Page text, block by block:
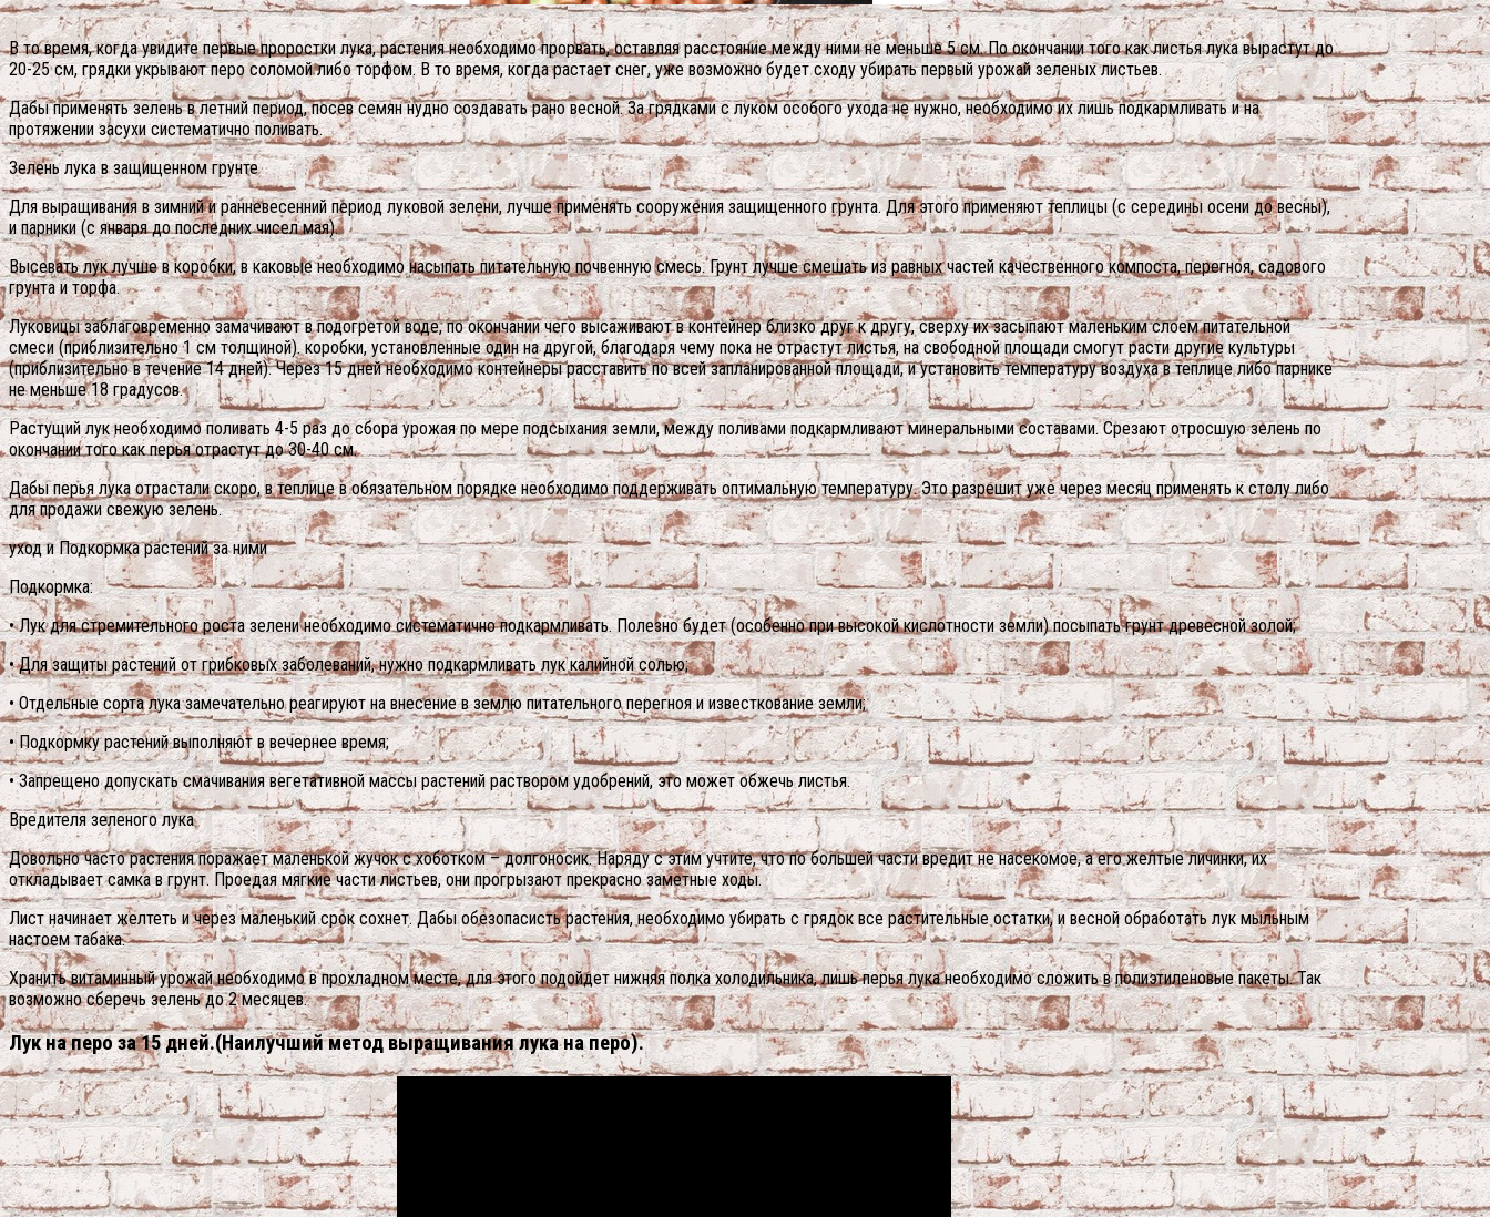
В то время, когда увидите первые проростки лука, растения необходимо прорвать, оставляя расстояние между ними не меньше 5 см. По окончании того как листья лука вырастут до
20-25 см, грядки укрывают перо соломой либо торфом. В то время, когда растает снег, уже возможно будет сходу убирать первый урожай зеленых листьев.
Дабы применять зелень в летний период, посев семян нудно создавать рано весной. За грядками с луком особого ухода не нужно, необходимо их лишь подкармливать и на
протяжении засухи систематично поливать.
Зелень лука в защищенном грунте
Для выращивания в зимний и ранневесенний период луковой зелени, лучше применять сооружения защищенного грунта. Для этого применяют теплицы (с середины осени до весны),
и парники (с января до последних чисел мая).
Высевать лук лучше в коробки, в каковые необходимо насыпать питательную почвенную смесь. Грунт лучше смешать из равных частей качественного компоста, перегноя, садового
грунта и торфа.
Луковицы заблаговременно замачивают в подогретой воде, по окончании чего высаживают в контейнер близко друг к другу, сверху их засыпают маленьким слоем питательной
смеси (приблизительно 1 см толщиной). коробки, установленные один на другой, благодаря чему пока не отрастут листья, на свободной площади смогут расти другие культуры
(приблизительно в течение 14 дней). Через 15 дней необходимо контейнеры расставить по всей запланированной площади, и установить температуру воздуха в теплице либо парнике
не меньше 18 градусов.
Растущий лук необходимо поливать 4-5 раз до сбора урожая по мере подсыхания земли, между поливами подкармливают минеральными составами. Срезают отросшую зелень по
окончании того как перья отрастут до 30-40 см.
Дабы перья лука отрастали скоро, в теплице в обязательном порядке необходимо поддерживать оптимальную температуру. Это разрешит уже через месяц применять к столу либо
для продажи свежую зелень.
уход и Подкормка растений за ними
Подкормка:
• Лук для стремительного роста зелени необходимо систематично подкармливать. Полезно будет (особенно при высокой кислотности земли) посыпать грунт древесной золой;
• Для защиты растений от грибковых заболеваний, нужно подкармливать лук калийной солью;
• Отдельные сорта лука замечательно реагируют на внесение в землю питательного перегноя и известкование земли;
• Подкормку растений выполняют в вечернее время;
• Запрещено допускать смачивания вегетативной массы растений раствором удобрений, это может обжечь листья.
Вредителя зеленого лука
Довольно часто растения поражает маленькой жучок с хоботком – долгоносик. Наряду с этим учтите, что по большей части вредит не насекомое, а его желтые личинки, их
откладывает самка в грунт. Проедая мягкие части листьев, они прогрызают прекрасно заметные ходы.
Лист начинает желтеть и через маленький срок сохнет. Дабы обезопасисть растения, необходимо убирать с грядок все растительные остатки, и весной обработать лук мыльным
настоем табака.
Хранить витаминный урожай необходимо в прохладном месте, для этого подойдет нижняя полка холодильника, лишь перья лука необходимо сложить в полиэтиленовые пакеты. Так
возможно сберечь зелень до 2 месяцев.
Лук на перо за 15 дней.(Наилучший метод выращивания лука на перо).